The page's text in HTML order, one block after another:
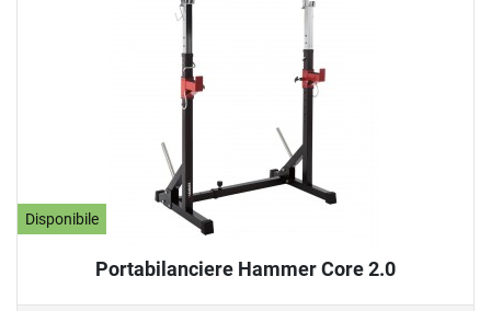
Disponibile
Portabilanciere Hammer Core 2.0